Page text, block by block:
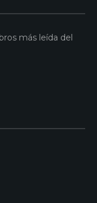
más leída del